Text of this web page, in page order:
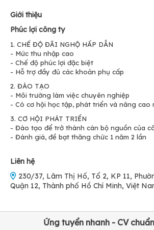
Giới thiệu
Phúc lợi công ty
1. CHẾ ĐỘ ĐÃI NGHỘ HẤP DẪN
- Mức thu nhập cao
- Chế độ phúc lợi đặc biệt
- Hỗ trợ đầy đủ các khoản phụ cấp
2. ĐÀO TẠO
- Môi trường làm việc chuyên nghiệp
- Có cơ hội học tập, phát triển và nâng cao
3. CƠ HỘI PHÁT TRIỂN
- Đào tạo để trở thành cán bộ nguồn của
- Đánh giá, đề bạt thăng chức 1 năm 2 lần
Liên hệ
230/37, Lâm Thị Hố, Tổ 2, KP 11,
Quận 12, Thành phố Hồ Chí Minh, Việt
Ứng tuyển nhanh - CV